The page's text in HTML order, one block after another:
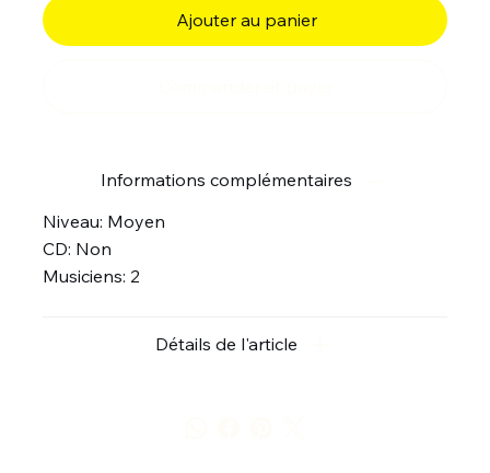
Ajouter au panier
Informations complémentaires
Niveau: Moyen
CD: Non
Musiciens: 2
Détails de l'article